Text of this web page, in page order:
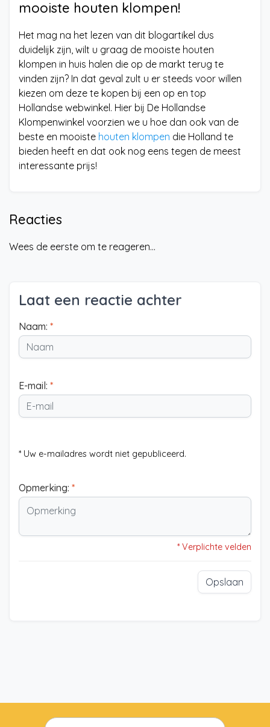
mooiste houten klompen!
Het mag na het lezen van dit blogartikel dus
duidelijk zijn, wilt u graag de mooiste houten
klompen in huis halen die op de markt terug te
vinden zijn? In dat geval zult u er steeds voor willen
kiezen om deze te kopen bij een op en top
Hollandse webwinkel. Hier bij De Hollandse
Klompenwinkel voorzien we u hoe dan ook van de
beste en mooiste houten klompen die Holland te
bieden heeft en dat ook nog eens tegen de meest
interessante prijs!
Reacties
Wees de eerste om te reageren...
Laat een reactie achter
Naam: *
E-mail: *
* Uw e-mailadres wordt niet gepubliceerd.
Opmerking: *
* Verplichte velden
Opslaan